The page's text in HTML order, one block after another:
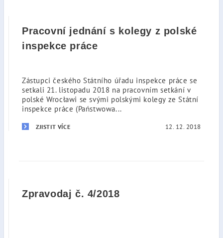
Pracovní jednání s kolegy z polské
inspekce práce
Zástupci českého Státního úřadu inspekce práce se
setkali 21. listopadu 2018 na pracovním setkání v
polské Wrocławi se svými polskými kolegy ze Státní
inspekce práce (Państwowa...
ZJISTIT VÍCE 12. 12. 2018
Zpravodaj č. 4/2018